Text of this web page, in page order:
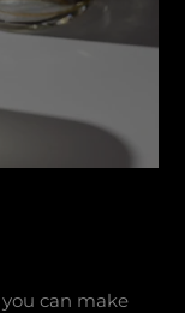
can make